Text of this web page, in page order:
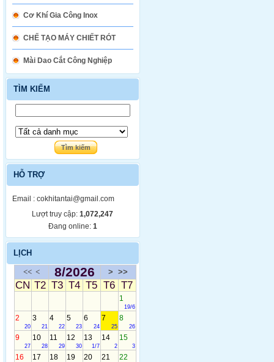
Cơ Khí Gia Công Inox
CHẾ TẠO MÁY CHIẾT RÓT
Mài Dao Cắt Công Nghiệp
TÌM KIẾM
HỖ TRỢ
Email : cokhitantai@gmail.com
Lượt truy cập: 1,072,247
Đang online: 1
LỊCH
<< < 8/2026 > >>
CN T2 T3 T4 T5 T6 T7
1
19/6
2
20
3
21
4
22
5
23
6
24
7
25
8
26
9
27
10
28
11
29
12
30
13
1/7
14
2
15
3
16 17 18 19 20 21 22